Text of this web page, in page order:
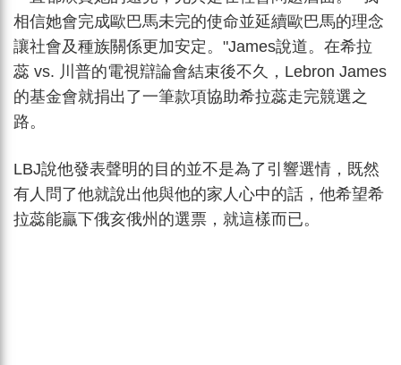
相信她會完成歐巴馬未完的使命並延續歐巴馬的理念
讓社會及種族關係更加安定。"James說道。在希拉
蕊 vs. 川普的電視辯論會結束後不久，Lebron James
的基金會就捐出了一筆款項協助希拉蕊走完競選之
路。
LBJ說他發表聲明的目的並不是為了引響選情，既然
有人問了他就說出他與他的家人心中的話，他希望希
拉蕊能贏下俄亥俄州的選票，就這樣而已。